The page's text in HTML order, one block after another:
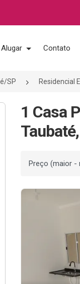
Alugar Contato
SP Residencial
1 Casa
Ordenar por